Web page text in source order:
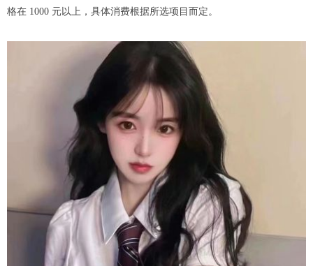
格在 1000 元以上，具体消费根据所选项目而定。